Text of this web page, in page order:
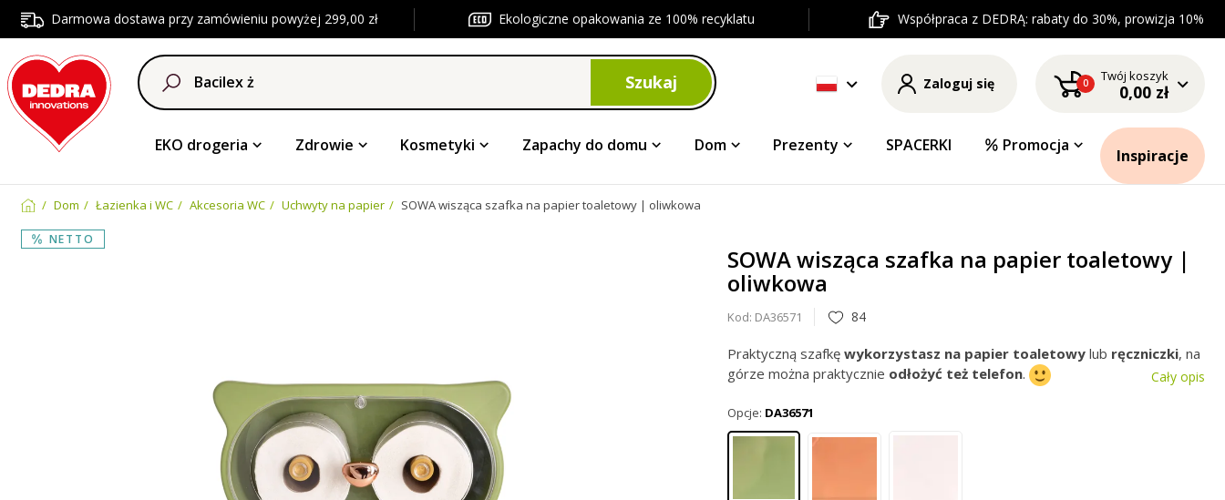
Darmowa dostawa przy zamówieniu powyżej 299,00 zł Ekologiczne opakowania ze 100% recyklatu Współpraca z DEDRĄ: rabaty do 30%, prowizja 10%
Szukaj Zaloguj się 0 Twój koszyk
0,00 zł
EKO drogeria Zdrowie Kosmetyki Zapachy do domu Dom Prezenty SPACERKI Promocja
Inspiracje
Dom Łazienka i WC Akcesoria WC Uchwyty na papier SOWA wisząca szafka na papier toaletowy | oliwkowa
NETTO
SOWA wisząca szafka na papier toaletowy |
oliwkowa
Kod: DA36571 84
Praktyczną szafkęwykorzystasz na papier toaletowylub ręczniczki, na
górze można praktycznie odłożyć też telefon. Cały opis
Opcje: DA36571